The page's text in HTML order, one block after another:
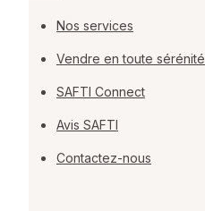
Nos services
Vendre en toute sérénité
SAFTI Connect
Avis SAFTI
Contactez-nous